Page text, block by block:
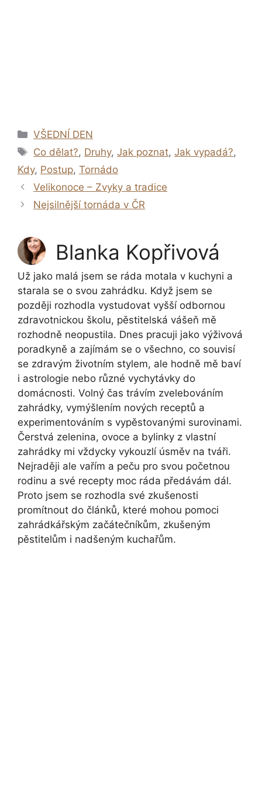
Rubriky
VŠEDNÍ DEN
Štítky
Co dělat?, Druhy,Jak poznat,Jak vypadá?,
Kdy, Postup, Tornádo
Velikonoce – Zvyky a tradice
Nejsilnější tornáda v ČR
Blanka Kopřivová
Už jako malá jsem se ráda motala v kuchyni a
starala se o svou zahrádku. Když jsem se
později rozhodla vystudovat vyšší odbornou
zdravotnickou školu, pěstitelská vášeň mě
rozhodně neopustila. Dnes pracuji jako výživová
poradkyně a zajímám se o všechno, co souvisí
se zdravým životním stylem, ale hodně mě baví
i astrologie nebo různé vychytávky do
domácnosti. Volný čas trávím zvelebováním
zahrádky, vymýšlením nových receptů a
experimentováním s vypěstovanými surovinami.
Čerstvá zelenina, ovoce a bylinky z vlastní
zahrádky mi vždycky vykouzlí úsměv na tváři.
Nejraději ale vařím a peču pro svou početnou
rodinu a své recepty moc ráda předávám dál.
Proto jsem se rozhodla své zkušenosti
promítnout do článků, které mohou pomoci
zahrádkářským začátečníkům, zkušeným
pěstitelům i nadšeným kuchařům.